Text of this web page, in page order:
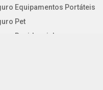
Equipamentos Portáteis
Pet
Residencial